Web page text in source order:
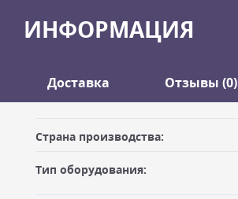
ИНФОРМАЦИЯ
Доставка Отзывы (0)
ДОСТАВКА
Самовывоз из офиса
Оставить отзыв
Ваше имя
Страна производства:
Тип оборудования: